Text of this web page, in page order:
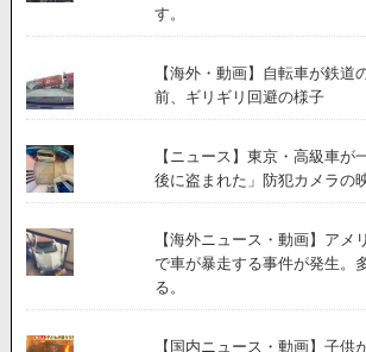
す。
【海外・動画】自転車が鉄道
前、ギリギリ回避の様子
【ニュース】東京・高級車が
後に盗まれた」防犯カメラの
【海外ニュース・動画】アメ
で車が暴走する事件が発生。
る。
【国内ニュース・動画】子供